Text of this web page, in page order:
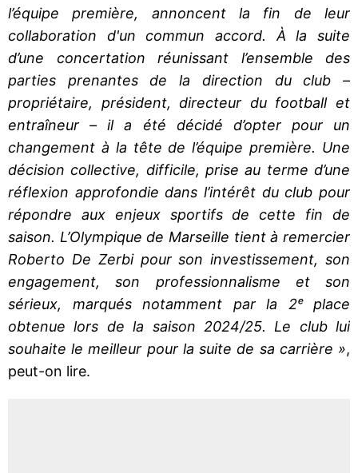
l’équipe première, annoncent la fin de leur
collaboration d'un commun accord. À la suite
d’une concertation réunissant l’ensemble des
parties prenantes de la direction du club –
propriétaire, président, directeur du football et
entraîneur – il a été décidé d’opter pour un
changement à la tête de l’équipe première. Une
décision collective, difficile, prise au terme d’une
réflexion approfondie dans l’intérêt du club pour
répondre aux enjeux sportifs de cette fin de
saison. L’Olympique de Marseille tient à remercier
Roberto De Zerbi pour son investissement, son
engagement, son professionnalisme et son
sérieux, marqués notamment par la 2ᵉ place
obtenue lors de la saison 2024/25. Le club lui
souhaite le meilleur pour la suite de sa carrière »,
peut-on lire.